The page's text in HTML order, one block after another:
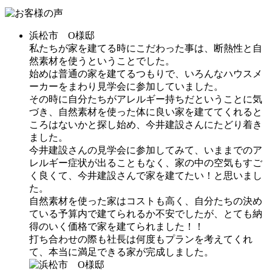
浜松市 O様邸
私たちが家を建てる時にこだわった事は、断熱性と自
然素材を使うということでした。
始めは普通の家を建てるつもりで、いろんなハウスメ
ーカーをまわり見学会に参加していました。
その時に自分たちがアレルギー持ちだということに気
づき、自然素材を使った体に良い家を建ててくれると
ころはないかと探し始め、今井建設さんにたどり着き
ました。
今井建設さんの見学会に参加してみて、いままでのア
レルギー症状が出ることもなく、家の中の空気もすご
く良くて、今井建設さんで家を建てたい！と思いまし
た。
自然素材を使った家はコストも高く、自分たちの決め
ている予算内で建てられるか不安でしたが、とても納
得のいく価格で家を建てられました！！
打ち合わせの際も社長は何度もプランを考えてくれ
て、本当に満足できる家が完成しました。